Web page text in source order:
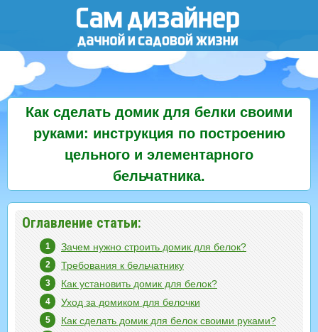
Как сделать домик для белки своими
руками: инструкция по построению
цельного и элементарного
бельчатника.
Оглавление статьи:
Зачем нужно строить домик для белок?
Требования к бельчатнику
Как установить домик для белок?
Уход за домиком для белочки
Как сделать домик для белок своими руками?